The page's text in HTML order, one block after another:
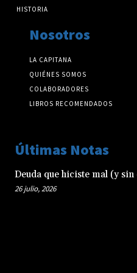
HISTORIA
Nosotros
LA CAPITANA
QUIÉNES SOMOS
COLABORADORES
LIBROS RECOMENDADOS
Últimas Notas
Deuda que hiciste mal (y
26 julio, 2026